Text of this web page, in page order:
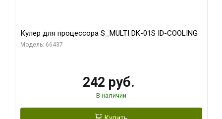
Кулер для процессора S_MULTI DK-01S ID-COOLING
Модель: 66437
242 руб.
В наличии